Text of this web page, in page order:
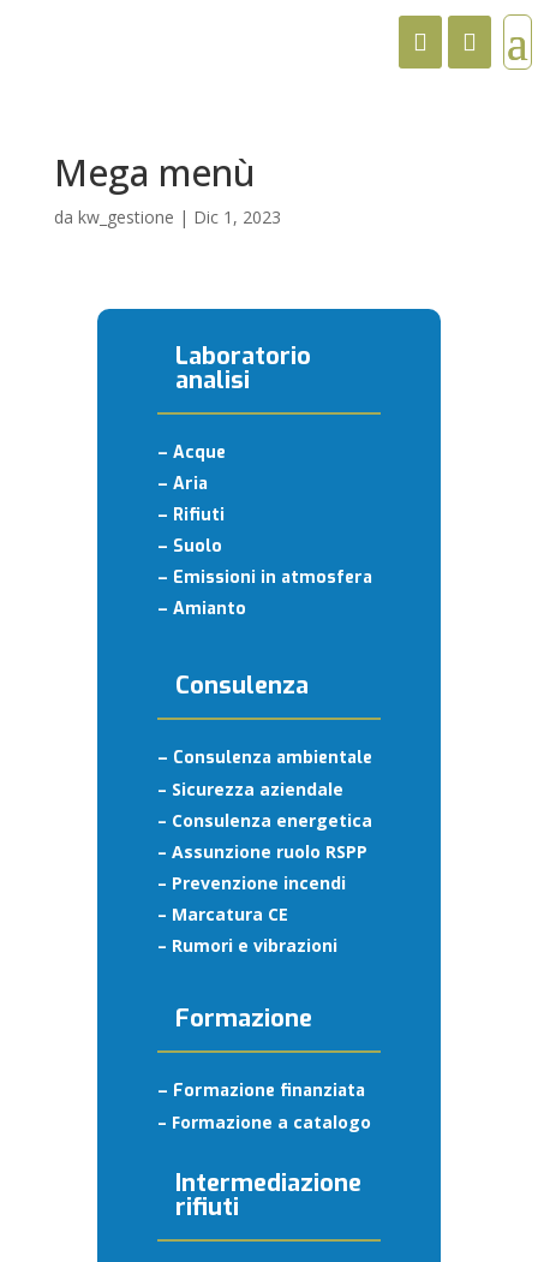
Mega menù
da kw_gestione | Dic 1, 2023
Laboratorio
analisi
– Acque
– Aria
– Rifiuti
– Suolo
– Emissioni in atmosfera
– Amianto
Consulenza
– Consulenza ambientale
– Sicurezza aziendale
– Consulenza energetica
– Assunzione ruolo RSPP
– Prevenzione incendi
– Marcatura CE
– Rumori e vibrazioni
Formazione
– Formazione finanziata
– Formazione a catalogo
Intermediazione
rifiuti